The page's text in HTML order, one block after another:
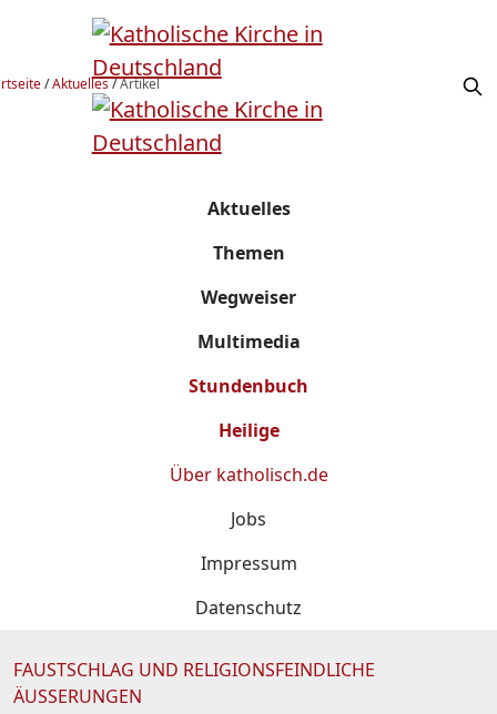
/Aktuelles/Artikel
Aktuelles
Themen
Wegweiser
Multimedia
Stundenbuch
Heilige
Über katholisch.de
Jobs
Impressum
Datenschutz
FAUSTSCHLAG UND RELIGIONSFEINDLICHE
ÄUSSERUNGEN